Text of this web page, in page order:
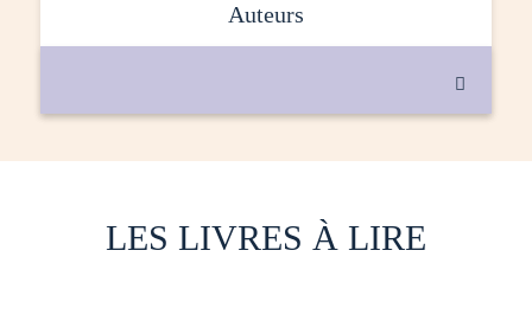
auteurs

LES LIVRES À LIRE